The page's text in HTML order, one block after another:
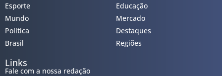
Esporte
Mundo
Política
Brasil
Educação
Mercado
Destaques
Regiões
Links
Fale com a nossa redação